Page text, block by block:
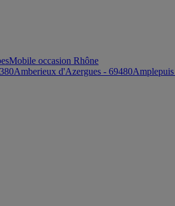
Mobile occasion Rhône
Amberieux d'Azergues - 69480